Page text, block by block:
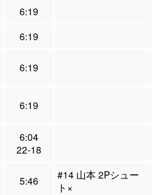
6:19
6:19
6:19
6:19
6:04
22-18
5:46
#14 山本 2Pシュー
ト×